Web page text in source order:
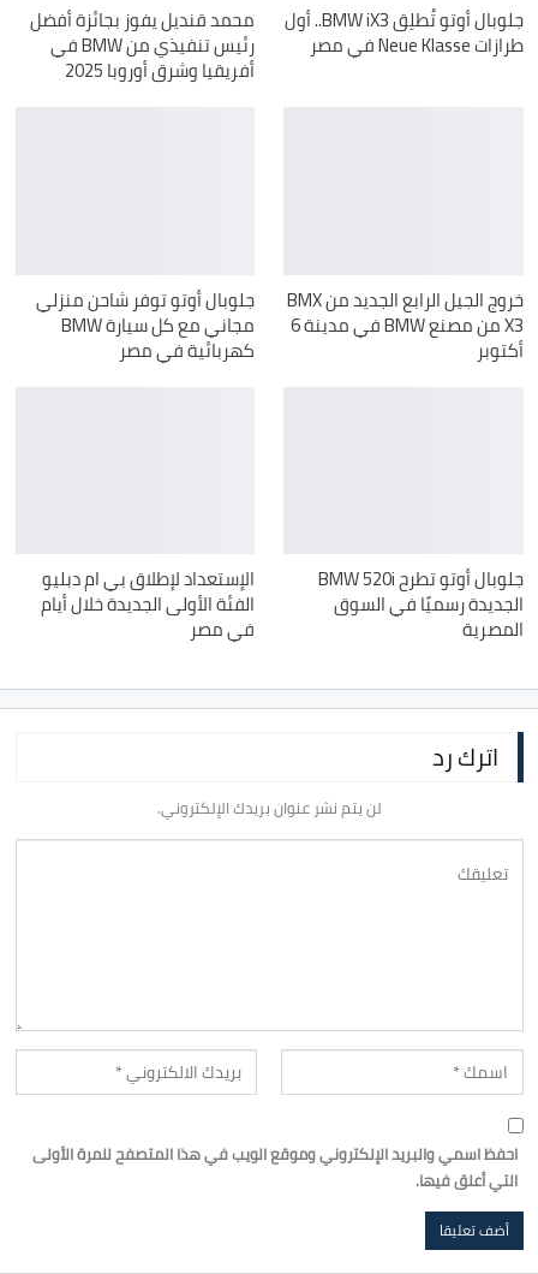
جلوبال أوتو تُطلِق BMW iX3.. أول
طرازات Neue Klasse في مصر
محمد قنديل يفوز بجائزة أفضل
رئيس تنفيذي من BMW في
أفريقيا وشرق أوروبا 2025
خروج الجيل الرابع الجديد من BMX
X3 من مصنع BMW في مدينة 6
أكتوبر
جلوبال أوتو توفر شاحن منزلي
مجاني مع كل سيارة BMW
كهربائية في مصر
جلوبال أوتو تطرح BMW 520i
الجديدة رسميًا في السوق
المصرية
الإستعداد لإطلاق بي ام دبليو
الفئة الأولى الجديدة خلال أيام
في مصر
اترك رد
لن يتم نشر عنوان بريدك الإلكتروني.
احفظ اسمي والبريد الإلكتروني وموقع الويب في هذا المتصفح للمرة الأولى
التي أعلق فيها.